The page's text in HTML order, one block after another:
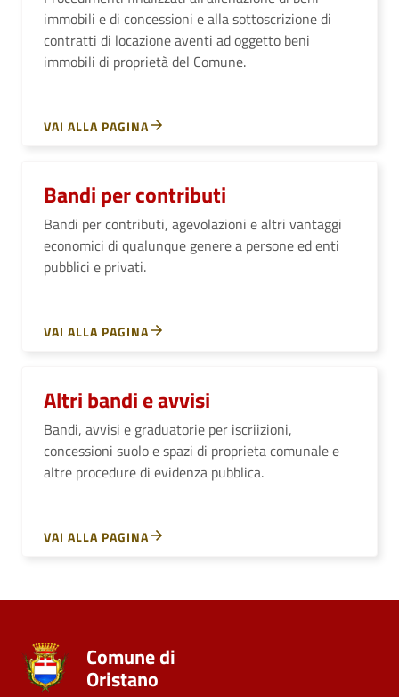
immobili e di concessioni e alla sottoscrizione di
contratti di locazione aventi ad oggetto beni
immobili di proprietà del Comune.
VAI ALLA PAGINA
Bandi per contributi
Bandi per contributi, agevolazioni e altri vantaggi
economici di qualunque genere a persone ed enti
pubblici e privati.
VAI ALLA PAGINA
Altri bandi e avvisi
Bandi, avvisi e graduatorie per iscriizioni,
concessioni suolo e spazi di proprieta comunale e
altre procedure di evidenza pubblica.
VAI ALLA PAGINA
Comune di
Oristano